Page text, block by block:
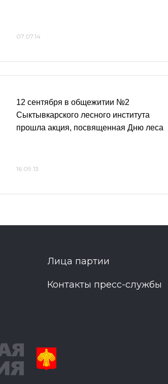
07.07.14
12 сентября в общежитии №2
Сыктывкарского лесного института
прошла акция, посвященная Дню леса
16.09.13
Лица партии
Контакты пресс-службы